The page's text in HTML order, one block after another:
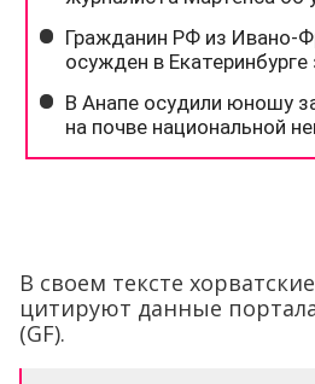
В своем тексте
цитируют данные
(GF).